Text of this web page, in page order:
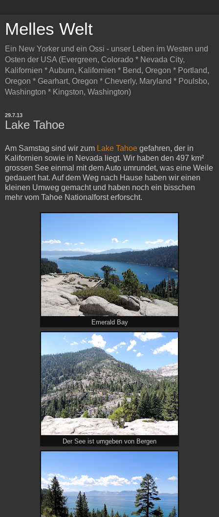
Melles Welt
Ein New Yorker und ein Ossi - unser Leben im Westen und
Osten der USA (Evergreen, Colorado * Nevada City,
Kalifornien * Auburn, Kalifornien * Bend, Oregon * Portland,
Oregon * Gearhart, Oregon * Cheverly, Maryland * Poulsbo,
Washington * Kingston, Washington)
29.7.13
Lake Tahoe
Am Samstag sind wir zum Lake Tahoe gefahren, der in
Kalifornien sowie in Nevada liegt. Wir haben den 497 km²
grossen See einmal mit dem Auto umrundet, was eine Weile
gedauert hat. Auf dem Weg nach Hause haben wir einen
kleinen Umweg gemacht und haben noch ein bisschen
mehr vom Tahoe Nationalforst erforscht.
Emerald Bay
Der See ist umgeben von Bergen